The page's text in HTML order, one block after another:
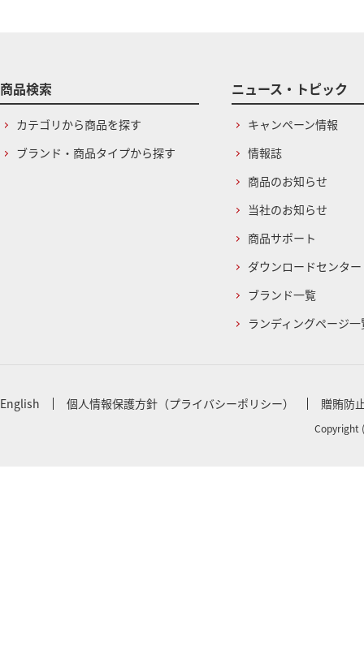
商品検索
カテゴリから商品を探す
ブランド・商品タイプから探す
ニュース・トピック
キャンペーン情報
情報誌
商品のお知らせ
当社のお知らせ
商品サポート
ダウンロードセンター
ブランド一覧
ランディングページ一
English 個人情報保護方針（プライバシーポリシー） 贈賄防
Copyright